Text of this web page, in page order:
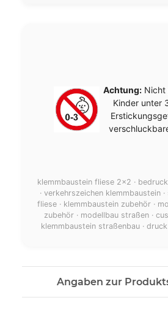
Achtung:Nicht
Kinder unter
klemmbaustein fliese 2x2 ·
· verkehrszeichen klemmbaustein
fliese · klemmbaustein zubehör ·
zubehör · modellbau straßen ·
klemmbaustein straßenbau ·
Angaben zur